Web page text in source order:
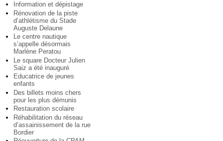
Information et dépistage
Rénovation de la piste
d’athlétisme du Stade
Auguste Delaune
Le centre nautique
s’appelle désormais
Marlène Peratou
Le square Docteur Julien
Saiz a été inauguré
Educatrice de jeunes
enfants
Des billets moins chers
pour les plus démunis
Restauration scolaire
Réhabilitation du réseau
d’assainissement de la rue
Bordier